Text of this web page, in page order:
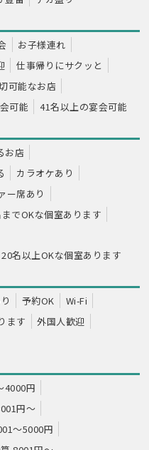
お子様連れ
仕事帰りにサクッと
可能なお店
可能
41名以上の宴会可能
お店
カラオケあり
ー席あり
でOKな個室あります
20名以上OKな個室あります
予約OK
Wi-Fi
ます
外国人歓迎
4000円
円～
～5000円